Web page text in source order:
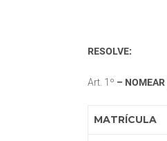
RESOLVE:
Art. 1º – NOMEAR
MATRÍCULA